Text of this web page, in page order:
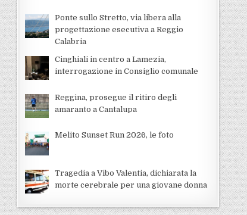
Ponte sullo Stretto, via libera alla
progettazione esecutiva a Reggio
Calabria
Cinghiali in centro a Lamezia,
interrogazione in Consiglio comunale
Reggina, prosegue il ritiro degli
amaranto a Cantalupa
Melito Sunset Run 2026, le foto
Tragedia a Vibo Valentia, dichiarata la
morte cerebrale per una giovane donna